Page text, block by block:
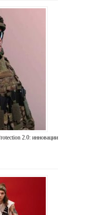
2.0: инновации